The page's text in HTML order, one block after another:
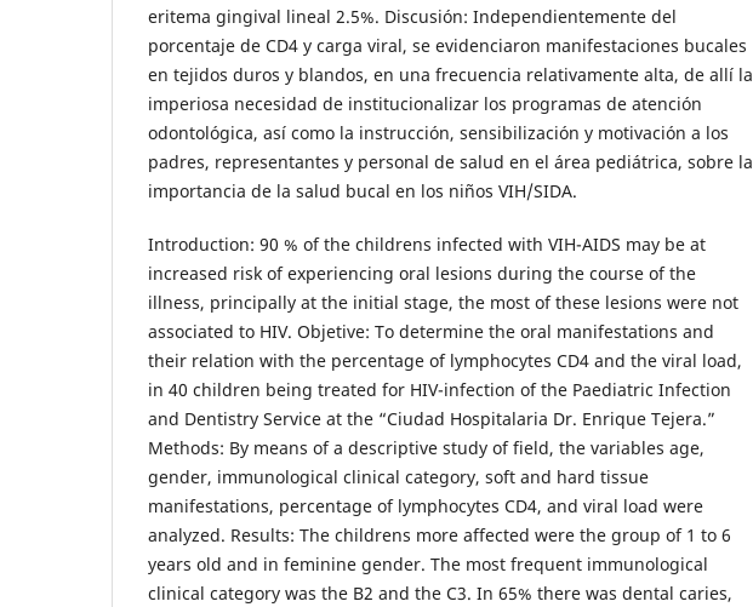
eritema gingival lineal 2.5%. Discusión: Independientemente del
porcentaje de CD4 y carga viral, se evidenciaron manifestaciones bucales
en tejidos duros y blandos, en una frecuencia relativamente alta, de allí la
imperiosa necesidad de institucionalizar los programas de atención
odontológica, así como la instrucción, sensibilización y motivación a los
padres, representantes y personal de salud en el área pediátrica, sobre la
importancia de la salud bucal en los niños VIH/SIDA.
Introduction: 90 % of the childrens infected with VIH-AIDS may be at
increased risk of experiencing oral lesions during the course of the
illness, principally at the initial stage, the most of these lesions were not
associated to HIV. Objetive: To determine the oral manifestations and
their relation with the percentage of lymphocytes CD4 and the viral load,
in 40 children being treated for HIV-infection of the Paediatric Infection
and Dentistry Service at the “Ciudad Hospitalaria Dr. Enrique Tejera.”
Methods: By means of a descriptive study of field, the variables age,
gender, immunological clinical category, soft and hard tissue
manifestations, percentage of lymphocytes CD4, and viral load were
analyzed. Results: The childrens more affected were the group of 1 to 6
years old and in feminine gender. The most frequent immunological
clinical category was the B2 and the C3. In 65% there was dental caries,